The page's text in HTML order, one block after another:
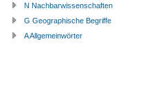
N Nachbarwissenschaften
G Geographische Begriffe
A Allgemeinwörter